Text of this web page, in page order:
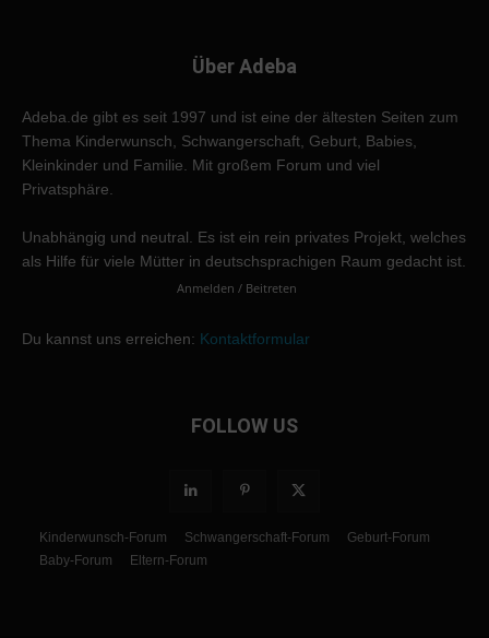
Über Adeba
Adeba.de gibt es seit 1997 und ist eine der ältesten Seiten zum
Thema Kinderwunsch, Schwangerschaft, Geburt, Babies,
Kleinkinder und Familie. Mit großem Forum und viel
Privatsphäre.
Unabhängig und neutral. Es ist ein rein privates Projekt, welches
als Hilfe für viele Mütter in deutschsprachigen Raum gedacht ist.
Anmelden / Beitreten
Du kannst uns erreichen: Kontaktformular
FOLLOW US
Kinderwunsch-Forum Schwangerschaft-Forum
Geburt-Forum
Baby-Forum
Eltern-Forum